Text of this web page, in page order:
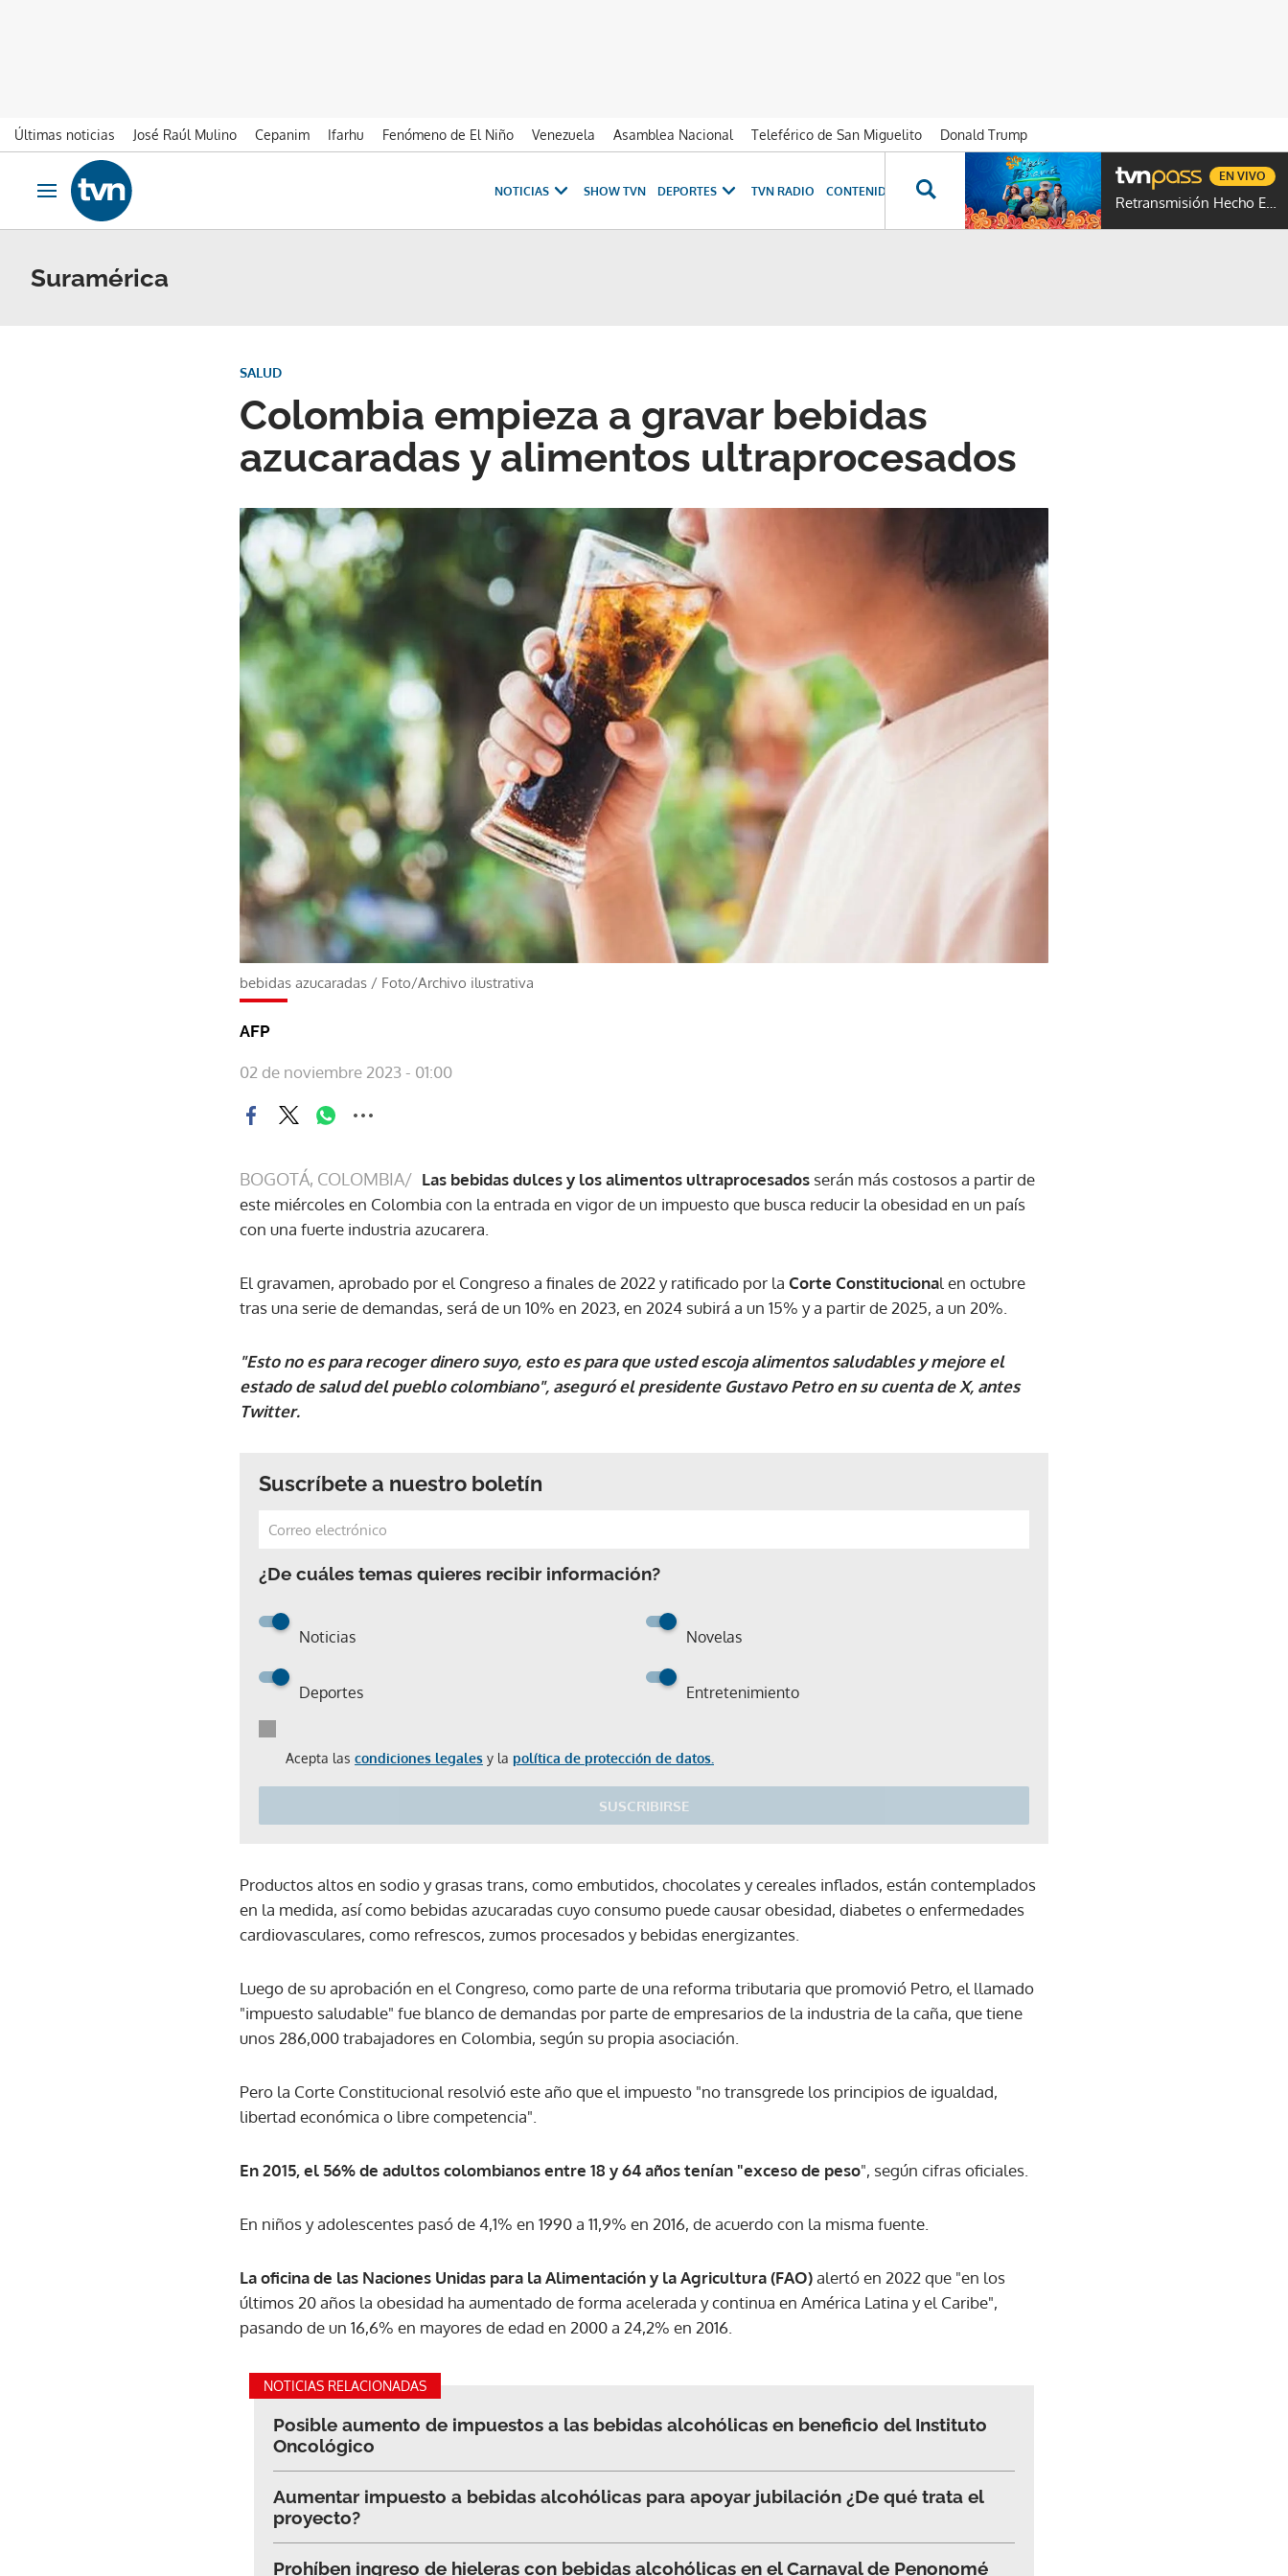
Últimas noticias José Raúl Mulino Cepanim Ifarhu Fenómeno de El Niño Venezuela Asamblea Nacional Teleférico de San Miguelito
Donald Trump
Ir al contenido
Obrir navegació
NOTICIAS SHOW TVN DEPORTES TVN RADIO CONTENIDOS ESPECIALES NOVELAS PROGRAMAS GENTE TVN
Retransmisión Hecho En Panamá
EN VIVO
Suramérica
Colombia empieza a gravar bebidas
azucaradas y alimentos ultraprocesados
SALUD
bebidas azucaradas / Foto/Archivo ilustrativa
AFP
02 de noviembre 2023 - 01:00
BOGOTÁ, COLOMBIA/ Las bebidas dulces y los alimentos ultraprocesados serán más costosos a partir de
este miércoles en Colombia con la entrada en vigor de un impuesto que busca reducir la obesidad en un país
con una fuerte industria azucarera.
El gravamen, aprobado por el Congreso a finales de 2022 y ratificado por la Corte Constitucional en octubre
tras una serie de demandas, será de un 10% en 2023, en 2024 subirá a un 15% y a partir de 2025, a un 20%.
"Esto no es para recoger dinero suyo, esto es para que usted escoja alimentos saludables y mejore el
estado de salud del pueblo colombiano", aseguró el presidente Gustavo Petro en su cuenta de X, antes
Twitter.
Suscríbete a nuestro boletín
¿De cuáles temas quieres recibir información?
Noticias Novelas
Deportes Entretenimiento
Acepta las condiciones legales y la política de protección de datos.
SUSCRIBIRSE
Productos altos en sodio y grasas trans, como embutidos, chocolates y cereales inflados, están contemplados
en la medida, así como bebidas azucaradas cuyo consumo puede causar obesidad, diabetes o enfermedades
cardiovasculares, como refrescos, zumos procesados y bebidas energizantes.
Luego de su aprobación en el Congreso, como parte de una reforma tributaria que promovió Petro, el llamado
"impuesto saludable" fue blanco de demandas por parte de empresarios de la industria de la caña, que tiene
unos 286,000 trabajadores en Colombia, según su propia asociación.
Pero la Corte Constitucional resolvió este año que el impuesto "no transgrede los principios de igualdad,
libertad económica o libre competencia".
En 2015, el 56% de adultos colombianos entre 18 y 64 años tenían "exceso de peso", según cifras oficiales.
En niños y adolescentes pasó de 4,1% en 1990 a 11,9% en 2016, de acuerdo con la misma fuente.
La oficina de las Naciones Unidas para la Alimentación y la Agricultura (FAO)alertó en 2022 que "en los
últimos 20 años la obesidad ha aumentado de forma acelerada y continua en América Latina y el Caribe",
pasando de un 16,6% en mayores de edad en 2000 a 24,2% en 2016.
NOTICIAS RELACIONADAS
Posible aumento de impuestos a las bebidas alcohólicas en beneficio del Instituto
Oncológico
Aumentar impuesto a bebidas alcohólicas para apoyar jubilación ¿De qué trata el
proyecto?
Prohíben ingreso de hieleras con bebidas alcohólicas en el Carnaval de Penonomé